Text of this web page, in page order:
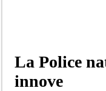
La Police
innove